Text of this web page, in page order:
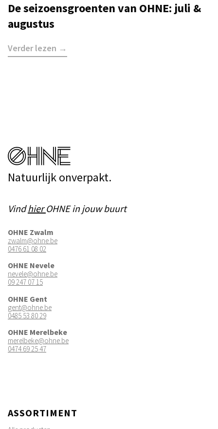
De seizoensgroenten van OHNE: juli &
augustus
Verder lezen →
Natuurlijk onverpakt.
VindhierOHNE in jouw buurt
OHNE Zwalm
zwalm@ohne.be
0476 61 08 02
OHNE Nevele
nevele@ohne.be
09 247 07 15
OHNE Gent
gent@ohne.be
0485 53 80 29
OHNE Merelbeke
merelbeke@ohne.be
0474 69 25 47
ASSORTIMENT